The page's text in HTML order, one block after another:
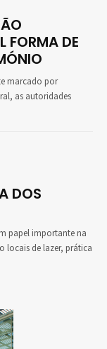
FORMA DE
marcado por
as autoridades
DOS
papel importante na
locais de lazer, prática